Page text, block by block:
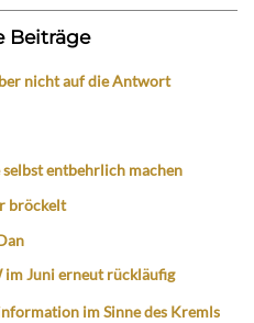
Beiträge
nicht auf die Antwort
entbehrlich machen
bröckelt
Juni erneut rückläufig
im Sinne des Kremls